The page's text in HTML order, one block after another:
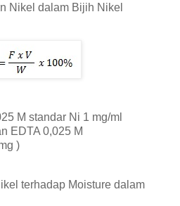
Nikel dalam Bijih Nikel
M standar Ni 1 mg/ml
EDTA 0,025 M
)
terhadap Moisture dalam